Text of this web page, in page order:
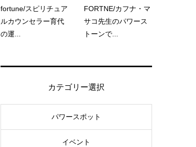
fortune/スピリチュア
ルカウンセラー育代
の運...
FORTNE/カフナ・マ
サコ先生のパワース
トーンで...
カテゴリー選択
パワースポット
イベント